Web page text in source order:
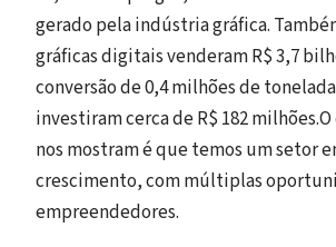
gerado pela indústria gráfica.
gráficas digitais venderam R$ 3,7
conversão de 0,4 milhões de
investiram cerca de R$ 182
nos mostram é que temos um setor
crescimento, com múltiplas
empreendedores.